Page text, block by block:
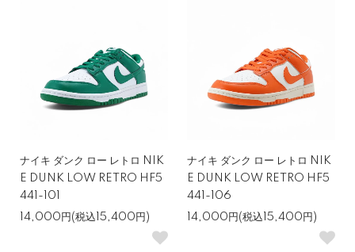
ナイキ ダンク ロー レトロ NIK
E DUNK LOW RETRO HF5
441-101
14,000円(税込15,400円)
ナイキ ダンク ロー レトロ NIK
E DUNK LOW RETRO HF5
441-106
14,000円(税込15,400円)